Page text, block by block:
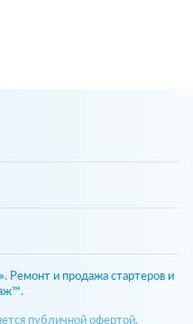
и продажа стартеров и
публичной офертой,